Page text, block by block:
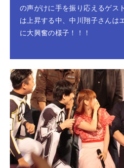
の声がけに手を振り応えるゲス
は上昇する中、中川翔子さんは
に大興奮の様子！！！